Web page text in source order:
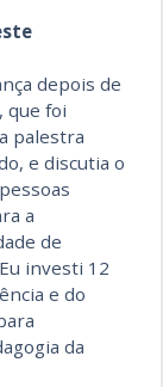
depois de
que foi
palestra
e discutia o
a
de
investi 12
e do
da